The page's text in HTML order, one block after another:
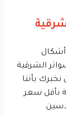
أشكال
الشرقية
بأننا
بأقل سعر